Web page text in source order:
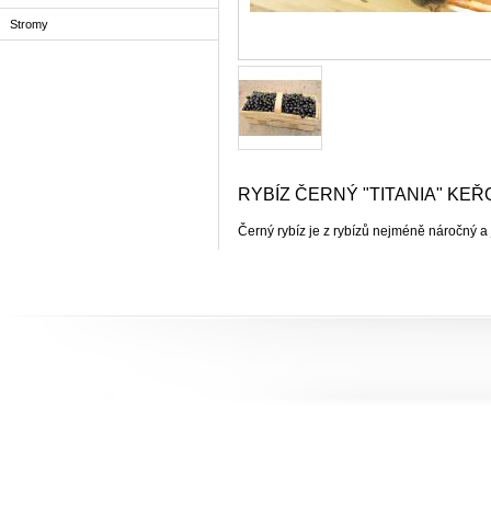
Stromy
RYBÍZ ČERNÝ "TITANIA"
Černý rybíz je z rybízů nejméně náročný